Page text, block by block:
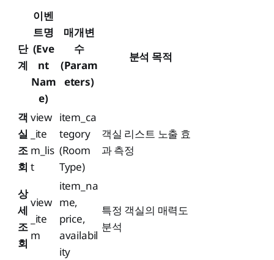
단
계
이벤
트명
(Eve
nt
Nam
e)
매개변
수
(Param
eters)
분석 목적
객
실
조
회
view
_ite
m_lis
t
item_ca
tegory
(Room
Type)
객실 리스트 노출 효
과 측정
상
세
조
회
view
_ite
m
item_na
me,
price,
availabil
ity
특정 객실의 매력도
분석